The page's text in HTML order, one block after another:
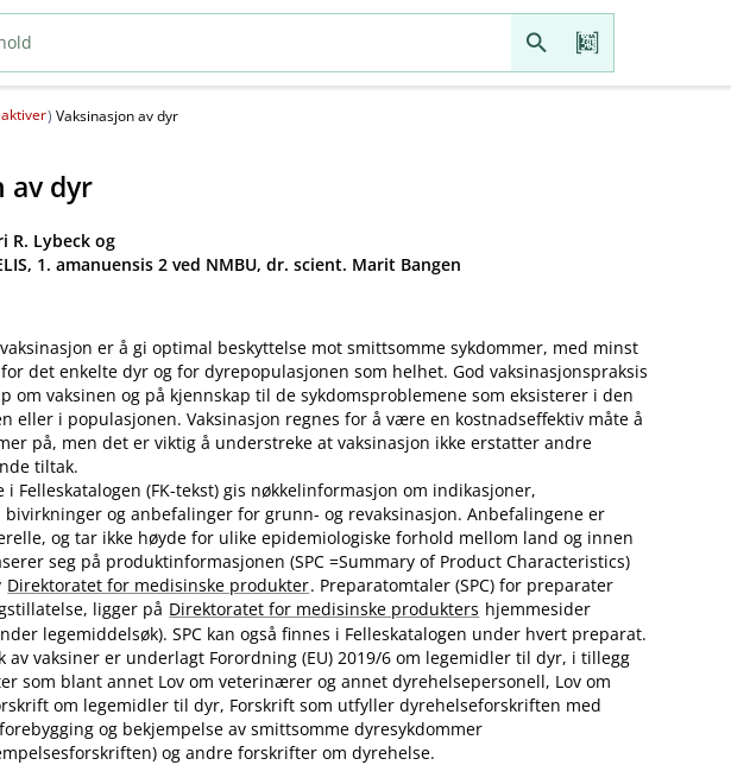
) Vaksinasjon av dyr
av dyr
R. Lybeck og
1. amanuensis 2 ved NMBU, dr. scient. Marit Bangen
er å gi optimal beskyttelse mot smittsomme sykdommer, med minst
det enkelte dyr og for dyrepopulasjonen som helhet. God vaksinasjonspraksis
om vaksinen og på kjennskap til de sykdomsproblemene som eksisterer i den
eller i populasjonen. Vaksinasjon regnes for å være en kostnadseffektiv måte å
på, men det er viktig å understreke at vaksinasjon ikke erstatter andre
tiltak.
Felleskatalogen (FK-tekst) gis nøkkelinformasjon om indikasjoner,
og anbefalinger for grunn- og revaksinasjon. Anbefalingene er
og tar ikke høyde for ulike epidemiologiske forhold mellom land og innen
seg på produktinformasjonen (SPC =Summary of Product Characteristics)
Direktoratet for medisinske produkter. Preparatomtaler (SPC) for preparater
ligger på Direktoratet for medisinske produkters hjemmesider
legemiddelsøk). SPC kan også finnes i Felleskatalogen under hvert preparat.
av vaksiner er underlagt Forordning (EU) 2019/6 om legemidler til dyr, i tillegg
som blant annet Lov om veterinærer og annet dyrehelsepersonell, Lov om
om legemidler til dyr, Forskrift som utfyller dyrehelseforskriften med
og bekjempelse av smittsomme dyresykdommer
og andre forskrifter om dyrehelse.